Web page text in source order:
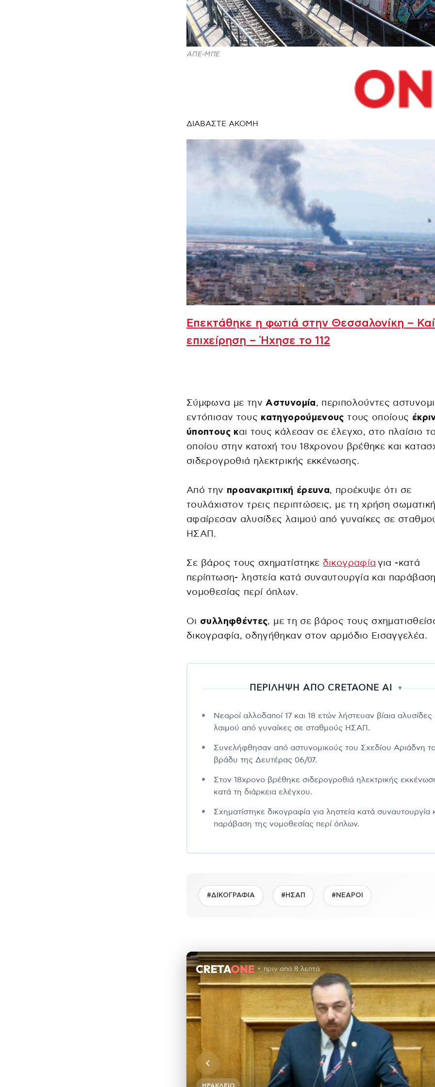
ΑΠΕ-ΜΠΕ
ΔΙΑΒΑΣΤΕ ΑΚΟΜΗ
Επεκτάθηκε η φωτιά στην Θεσσαλονίκη –
επιχείρηση – Ήχησε το 112
Σύμφωνα με τηνΑστυνομία, περιπολούντες
εντόπισαν τους κατηγορούμενους τους οποίους
ύποπτους και τους κάλεσαν σε έλεγχο, στο πλαίσιο
οποίου στην κατοχή του 18χρονου βρέθηκε και
σιδερογροθιά ηλεκτρικής εκκένωσης.
Από την προανακριτική έρευνα, προέκυψε ότι σε
τουλάχιστον τρεις περιπτώσεις, με τη χρήση
αφαίρεσαν αλυσίδες λαιμού από γυναίκες σε
ΗΣΑΠ.
Σε βάρος τους σχηματίστηκε δικογραφία για -κατά
περίπτωση- ληστεία κατά συναυτουργία και
νομοθεσίας περί όπλων.
Οι συλληφθέντες, με τη σε βάρος τους
δικογραφία, οδηγήθηκαν στον αρμόδιο Εισαγγελέα.
ΠΕΡΙΛΗΨΗ ΑΠΟ CRETAONE AI ▼
Νεαροί αλλοδαποί 17 και 18 ετών λήστευαν βίαια αλυσίδες
λαιμού από γυναίκες σε σταθμούς ΗΣΑΠ.
Συνελήφθησαν από αστυνομικούς του Σχεδίου Αριάδνη
βράδυ της Δευτέρας 06/07.
Στον 18χρονο βρέθηκε σιδερογροθιά ηλεκτρικής
κατά τη διάρκεια ελέγχου.
Σχηματίστηκε δικογραφία για ληστεία κατά συναυτουργία
παράβαση της νομοθεσίας περί όπλων.
#ΔΙΚΟΓΡΑΦΙΑ #ΗΣΑΠ #ΝΕΑΡΟΙ
πριν από 8 λεπτά
ΗΡΆΚΛΕΙΟ